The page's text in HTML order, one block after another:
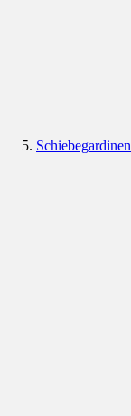
Schiebegardinen